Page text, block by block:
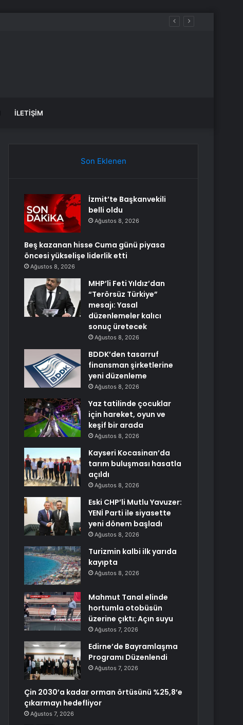
İLETIŞIM
Son Eklenen
İzmit’te Başkanvekili
belli oldu
Ağustos 8, 2026
Beş kazanan hisse Cuma günü piyasa
öncesi yükselişe liderlik etti
Ağustos 8, 2026
MHP’li Feti Yıldız’dan
“Terörsüz Türkiye”
mesajı: Yasal
düzenlemeler kalıcı
sonuç üretecek
Ağustos 8, 2026
BDDK’den tasarruf
finansman şirketlerine
yeni düzenleme
Ağustos 8, 2026
Yaz tatilinde çocuklar
için hareket, oyun ve
keşif bir arada
Ağustos 8, 2026
Kayseri Kocasinan’da
tarım buluşması hasatla
açıldı
Ağustos 8, 2026
Eski CHP’li Mutlu Yavuzer:
YENİ Parti ile siyasette
yeni dönem başladı
Ağustos 8, 2026
Turizmin kalbi ilk yarıda
kayıpta
Ağustos 8, 2026
Mahmut Tanal elinde
hortumla otobüsün
üzerine çıktı: Açın suyu
Ağustos 7, 2026
Edirne’de Bayramlaşma
Programı Düzenlendi
Ağustos 7, 2026
Çin 2030’a kadar orman örtüsünü %25,8’e
çıkarmayı hedefliyor
Ağustos 7, 2026